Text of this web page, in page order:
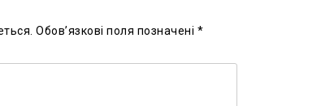
Обов’язкові поля позначені *